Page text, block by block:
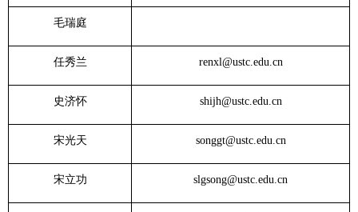
毛瑞庭
任秀兰 renxl@ustc.edu.cn
史济怀 shijh@ustc.edu.cn
宋光天 songgt@ustc.edu.cn
宋立功 slgsong@ustc.edu.cn